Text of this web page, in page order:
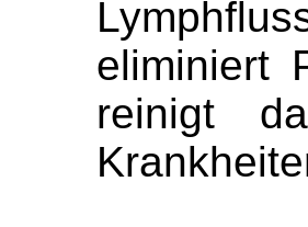
eliminiert
reinigt